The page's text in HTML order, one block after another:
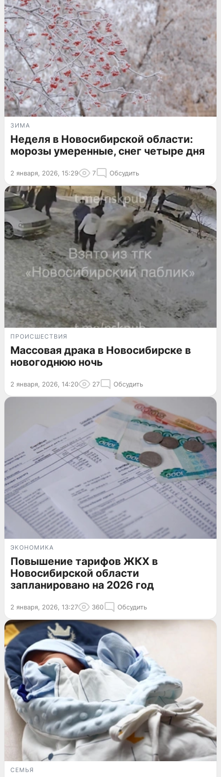
ЗИМА
Неделя в Новосибирской области:
морозы умеренные, снег четыре дня
2 января, 2026, 15:29 7 Обсудить
ПРОИСШЕСТВИЯ
Массовая драка в Новосибирске в
новогоднюю ночь
2 января, 2026, 14:20 27 Обсудить
ЭКОНОМИКА
Повышение тарифов ЖКХ в
Новосибирской области
запланировано на 2026 год
2 января, 2026, 13:27 360 Обсудить
СЕМЬЯ